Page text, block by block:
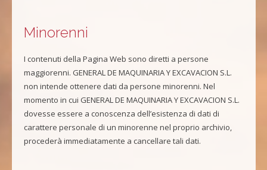
Minorenni
I contenuti della Pagina Web sono diretti a persone
maggiorenni. GENERAL DE MAQUINARIA Y EXCAVACION S.L.
non intende ottenere dati da persone minorenni. Nel
momento in cui GENERAL DE MAQUINARIA Y EXCAVACION S.L.
dovesse essere a conoscenza dell’esistenza di dati di
carattere personale di un minorenne nel proprio archivio,
procederà immediatamente a cancellare tali dati.